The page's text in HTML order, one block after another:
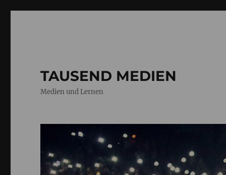
TAUSEND MEDIEN
Medien und Lernen